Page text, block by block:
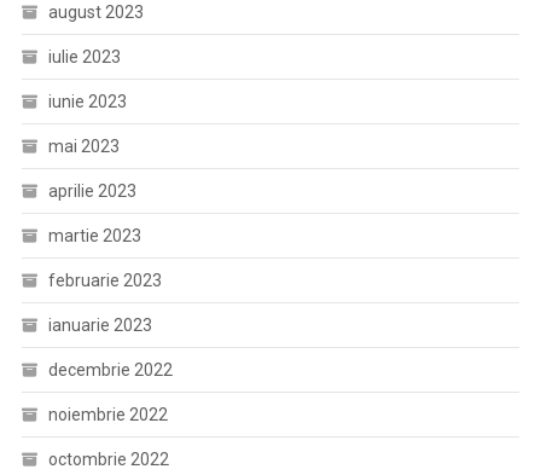
august 2023
iulie 2023
iunie 2023
mai 2023
aprilie 2023
martie 2023
februarie 2023
ianuarie 2023
decembrie 2022
noiembrie 2022
octombrie 2022